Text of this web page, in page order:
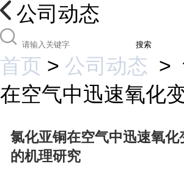
公司动态
搜索
首页 > 公司动态 >
在空气中迅速氧化
氯化亚铜在空气中迅速氧化
的机理研究